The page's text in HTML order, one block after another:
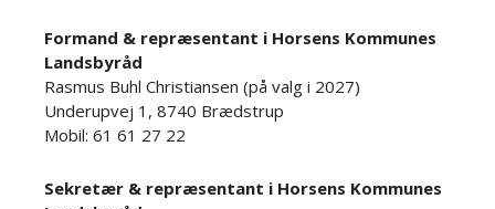
Formand & repræsentant i Horsens Kommunes
Landsbyråd
Rasmus Buhl Christiansen (på valg i 2027)
Underupvej 1, 8740 Brædstrup
Mobil: 61 61 27 22
Sekretær & repræsentant i Horsens Kommunes